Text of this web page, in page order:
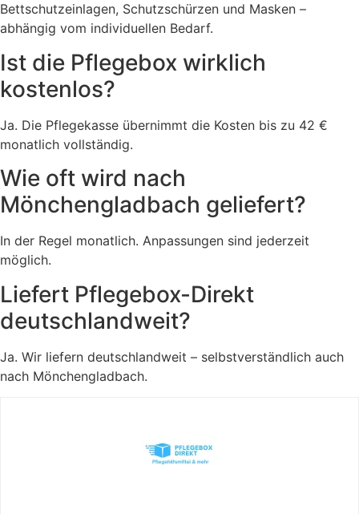
Bettschutzeinlagen, Schutzschürzen und Masken –
abhängig vom individuellen Bedarf.
Ist die Pflegebox wirklich
kostenlos?
Ja. Die Pflegekasse übernimmt die Kosten bis zu 42 €
monatlich vollständig.
Wie oft wird nach
Mönchengladbach geliefert?
In der Regel monatlich. Anpassungen sind jederzeit
möglich.
Liefert Pflegebox-Direkt
deutschlandweit?
Ja. Wir liefern deutschlandweit – selbstverständlich auch
nach Mönchengladbach.